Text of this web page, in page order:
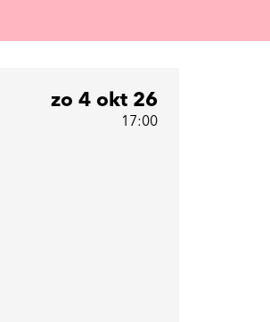
zo 4 okt 26
17:00